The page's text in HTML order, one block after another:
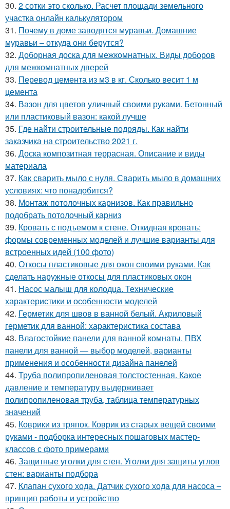
30. 2 сотки это сколько. Расчет площади земельного
участка онлайн калькулятором
31. Почему в доме заводятся муравьи. Домашние
муравьи – откуда они берутся?
32. Доборная доска для межкомнатных. Виды доборов
для межкомнатных дверей
33. Перевод цемента из м3 в кг. Сколько весит 1 м
цемента
34. Вазон для цветов уличный своими руками. Бетонный
или пластиковый вазон: какой лучше
35. Где найти строительные подряды. Как найти
заказчика на строительство 2021 г.
36. Доска композитная террасная. Описание и виды
материала
37. Как сварить мыло с нуля. Сварить мыло в домашних
условиях: что понадобится?
38. Монтаж потолочных карнизов. Как правильно
подобрать потолочный карниз
39. Кровать с подъемом к стене. Откидная кровать:
формы современных моделей и лучшие варианты для
встроенных идей (100 фото)
40. Откосы пластиковые для окон своими руками. Как
сделать наружные откосы для пластиковых окон
41. Насос малыш для колодца. Технические
характеристики и особенности моделей
42. Герметик для швов в ванной белый. Акриловый
герметик для ванной: характеристика состава
43. Влагостойкие панели для ванной комнаты. ПВХ
панели для ванной — выбор моделей, варианты
применения и особенности дизайна панелей
44. Труба полипропиленовая толстостенная. Какое
давление и температуру выдерживает
полипропиленовая труба, таблица температурных
значений
45. Коврики из тряпок. Коврик из старых вещей своими
руками - подборка интересных пошаговых мастер-
классов с фото примерами
46. Защитные уголки для стен. Уголки для защиты углов
стен: варианты подбора
47. Клапан сухого хода. Датчик сухого хода для насоса –
принцип работы и устройство